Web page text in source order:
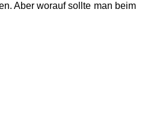
Aber worauf sollte man beim